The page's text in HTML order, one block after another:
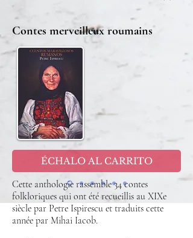
Contes merveilleux roumains
ÉCHALO AL CARRITO
Cette anthologie rassemble 34 contes
folkloriques qui ont été recueillis au XIXe
siècle par Petre Ispirescu et traduits cette
année par Mihai Iacob.